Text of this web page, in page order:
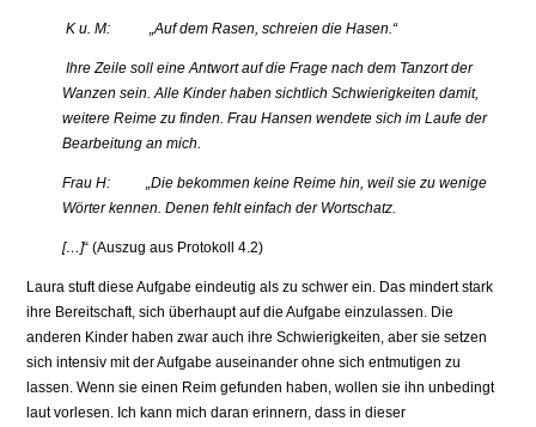
K u. M: „Auf dem Rasen, schreien die Hasen.“
Ihre Zeile soll eine Antwort auf die Frage nach dem Tanzort der
Wanzen sein. Alle Kinder haben sichtlich Schwierigkeiten damit,
weitere Reime zu finden.Frau Hansen wendete sich im Laufe der
Bearbeitung an mich.
Frau H: „Die bekommen keine Reime hin, weil sie zu wenige
Wörter kennen. Denen fehlt einfach der Wortschatz.
[…]“ (Auszug aus Protokoll 4.2)
Laura stuft diese Aufgabe eindeutig als zu schwer ein. Das mindert stark
ihre Bereitschaft, sich überhaupt auf die Aufgabe einzulassen. Die
anderen Kinder haben zwar auch ihre Schwierigkeiten, aber sie setzen
sich intensiv mit der Aufgabe auseinander ohne sich entmutigen zu
lassen. Wenn sie einen Reim gefunden haben, wollen sie ihn unbedingt
laut vorlesen. Ich kann mich daran erinnern, dass in dieser